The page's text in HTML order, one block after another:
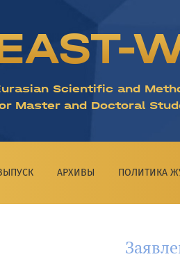
Scientific and
Master and Doctoral
АРХИВЫ ПОЛИТИКА